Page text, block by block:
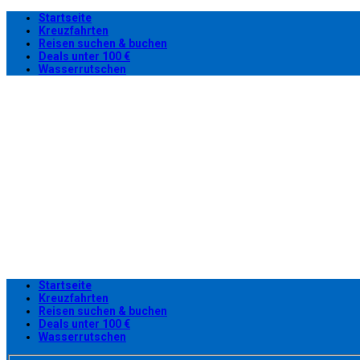
Startseite
Kreuzfahrten
Reisen suchen & buchen
Deals unter 100 €
Wasserrutschen
Startseite
Kreuzfahrten
Reisen suchen & buchen
Deals unter 100 €
Wasserrutschen